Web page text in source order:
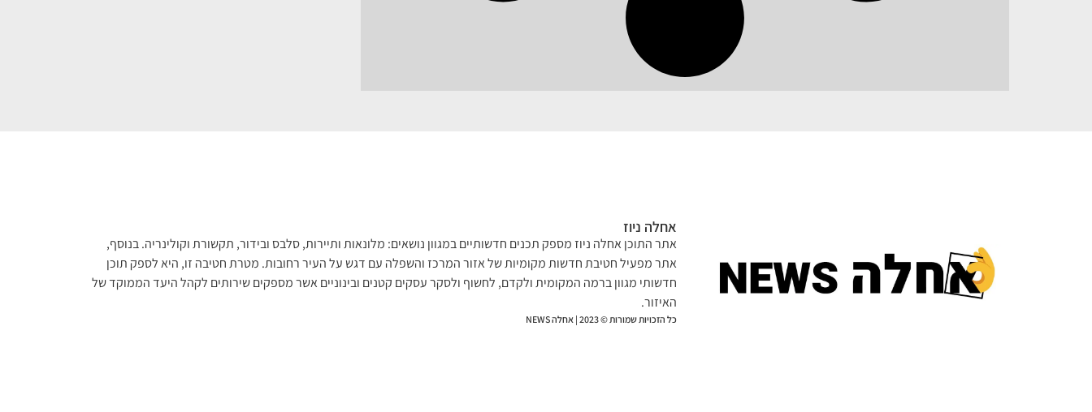
אחלה ניוז
אתר התוכן אחלה ניוז מספק תכנים חדשותיים במגוון נושאים: מלונאות ותיירות, סלבס ובידור, תקשורת וקולינריה. בנוסף,
אתר מפעיל חטיבת חדשות מקומיות של אזור המרכז והשפלה עם דגש על העיר רחובות. מטרת חטיבה זו, היא לספק תוכן
חדשותי מגוון ברמה המקומית ולקדם, לחשוף ולסקר עסקים קטנים ובינוניים אשר מספקים שירותים לקהל היעד הממוקד של
האיזור.
כל הזכויות שמורות © 2023 | אחלה NEWS